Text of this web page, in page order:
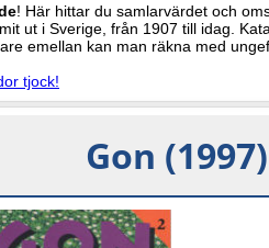
! Här hittar du samlarvärdet och
ut i Sverige, från 1907 till idag.
emellan kan man räkna med
tjock!
Gon (1997)